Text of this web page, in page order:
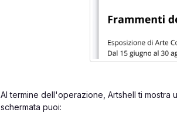
Al termine dell'operazione, Artshell ti mostra
schermata puoi: